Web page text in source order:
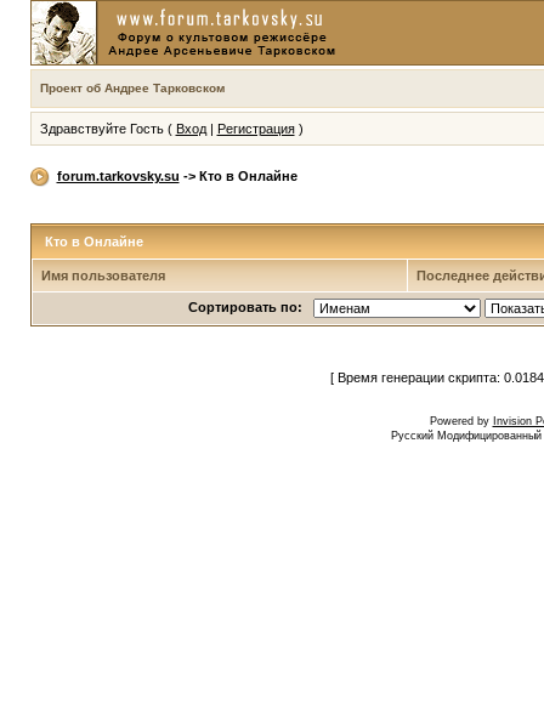
Проект об Андрее Тарковском
Здравствуйте Гость ( Вход| Регистрация)
forum.tarkovsky.su -> Кто в Онлайне
Кто в Онлайне
Имя пользователя Последнее
Сортировать по:
[ Время генерации скрипта:
Powered by Invision
Русский